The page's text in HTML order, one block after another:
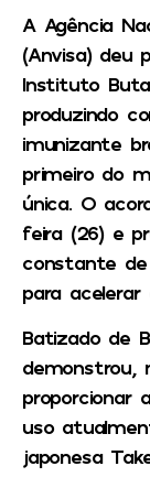
A Agência
(Anvisa) deu
Instituto
produzindo
imunizante
primeiro do
única. O
feira (26) e
constante
para
Batizado de
demonstrou,
proporcionar
uso
japonesa